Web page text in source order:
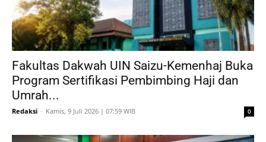
Fakultas Dakwah UIN Saizu-Kemenhaj Buka
Program Sertifikasi Pembimbing Haji dan
Umrah...
Redaksi - Kamis, 9 Juli 2026 | 07:59 WIB 0